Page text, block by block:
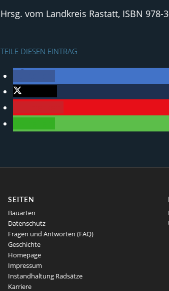
Hrsg. vom Landkreis Rastatt, ISBN 978-
TEILE DIESEN EINTRAG
SEITEN
Bauarten
Datenschutz
Fragen und Antworten (FAQ)
Geschichte
Homepage
Impressum
Instandhaltung Radsätze
Karriere